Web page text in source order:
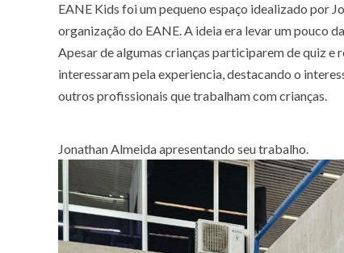
EANE Kids foi um pequeno espaço idealizado por
organização do EANE. A ideia era levar um pouco
Apesar de algumas crianças participarem de quiz
interessaram pela experiencia, destacando o
outros profissionais que trabalham com crianças.
Jonathan Almeida apresentando seu trabalho.